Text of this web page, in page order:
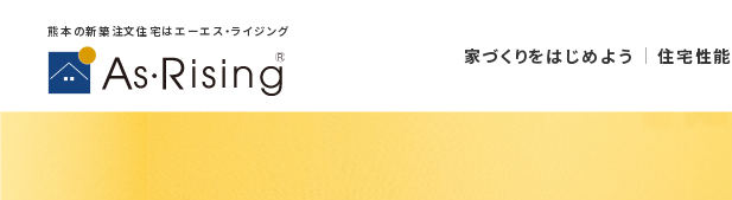
熊本の新築注文住宅はエーエス・ライジング
家づくりをはじめよう 住宅性能